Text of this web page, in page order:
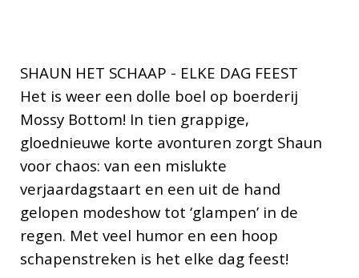
SHAUN HET SCHAAP - ELKE DAG FEEST
Het is weer een dolle boel op boerderij
Mossy Bottom! In tien grappige,
gloednieuwe korte avonturen zorgt Shaun
voor chaos: van een mislukte
verjaardagstaart en een uit de hand
gelopen modeshow tot ‘glampen’ in de
regen. Met veel humor en een hoop
schapenstreken is het elke dag feest!